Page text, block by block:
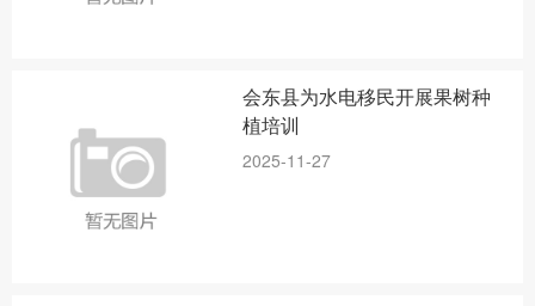
会东县为水电移民开展果树种
植培训
2025-11-27